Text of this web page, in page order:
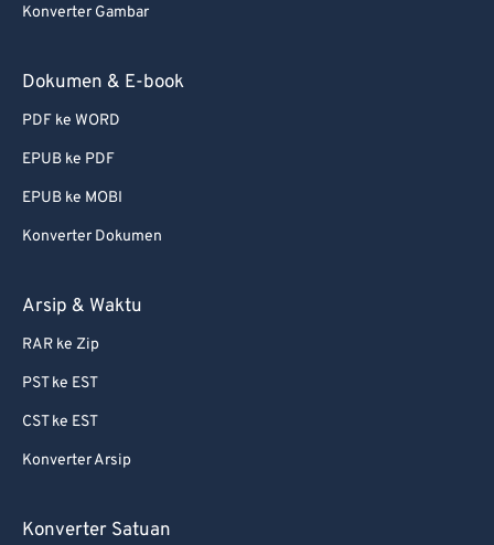
Konverter Gambar
Dokumen & E-book
PDF ke WORD
EPUB ke PDF
EPUB ke MOBI
Konverter Dokumen
Arsip & Waktu
RAR ke Zip
PST ke EST
CST ke EST
Konverter Arsip
Konverter Satuan